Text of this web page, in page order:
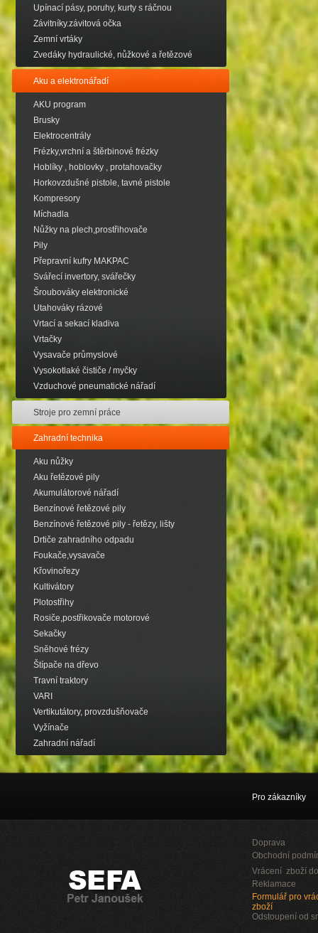
Upínací pásy, poruhy, kurty s ráčnou
Závitníky.závitová očka
Zemní vrtáky
Zvedáky hydraulické, nůžkové a řetězové
Aku a elektronářadí
AKU program
Brusky
Elektrocentrály
Frézky,vrchní a štěrbinové frézky
Hoblíky , hoblovky , protahovačky
Horkovzdušné pistole, tavné pistole
Kompresory
Míchadla
Nůžky na plech,prostřihovače
Pily
Přepravní kufry MAKPAC
Svářecí invertory, svářečky
Šroubováky elektronické
Utahováky rázové
Vrtací a sekací kladiva
Vrtačky
Vysavače průmyslové
Vysokotlaké čističe / myčky
Vzduchové pneumatické nářadí
Stroje pro zemní práce
Zahradní technika
Aku nůžky
Aku řetězové pily
Akumulátorové nářadí
Benzínové řetězové pily
Benzínové řetězové pily - řetězy, lišty
Drtiče zahradního odpadu
Foukače,vysavače
Křovinořezy
Kultivátory
Plotostřihy
Rosiče,postřikovače motorové
Sekačky
Sněhové frézy
Štípače na dřevo
Travní traktory
VARI
Vertikutátory, provzdušňovače
Vyžínače
Zahradní nářadí
Pro zákazníky
Doprava
Obchodní
Vrácení zboží
Reklamace
Formulář pro
zboží
Odstoupení od